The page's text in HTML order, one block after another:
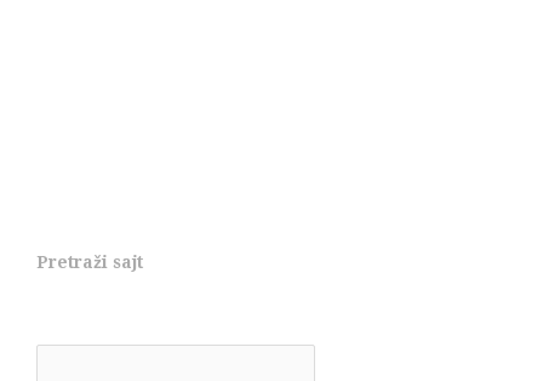
Pretraži sajt